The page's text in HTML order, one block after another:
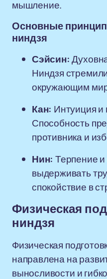
мышление.
Основные
ниндзя
Сэйсин:
Ниндзя
окружающим
Кан: Интуиция и
Способность
противника и
Нин: Терпение и
выдерживать
спокойствие в
Физическая
ниндзя
Физическая
направлена на
выносливости и